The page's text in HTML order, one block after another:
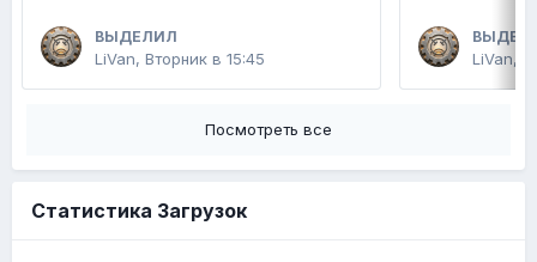
ВЫДЕЛИЛ
LiVan, Вторник в 15:45 LiVan,
Посмотреть все
Статистика Загрузок